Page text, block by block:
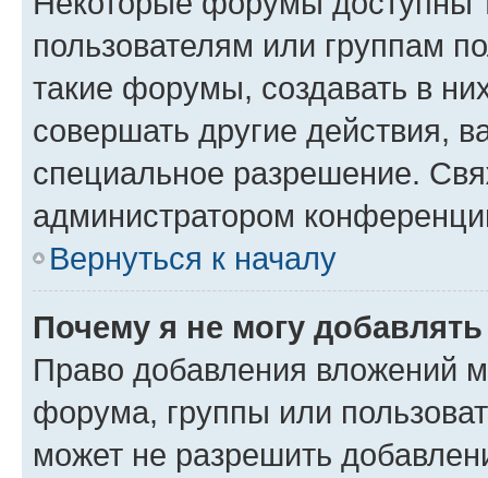
пользователям или группам
такие форумы, создавать в
совершать другие действия,
специальное разрешение.
администратором
Вернуться к началу
Почему я не могу
Право добавления вложений
форума, группы или
может не разрешить